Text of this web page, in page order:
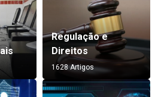
Regulação e
Direitos
1628 Artigos